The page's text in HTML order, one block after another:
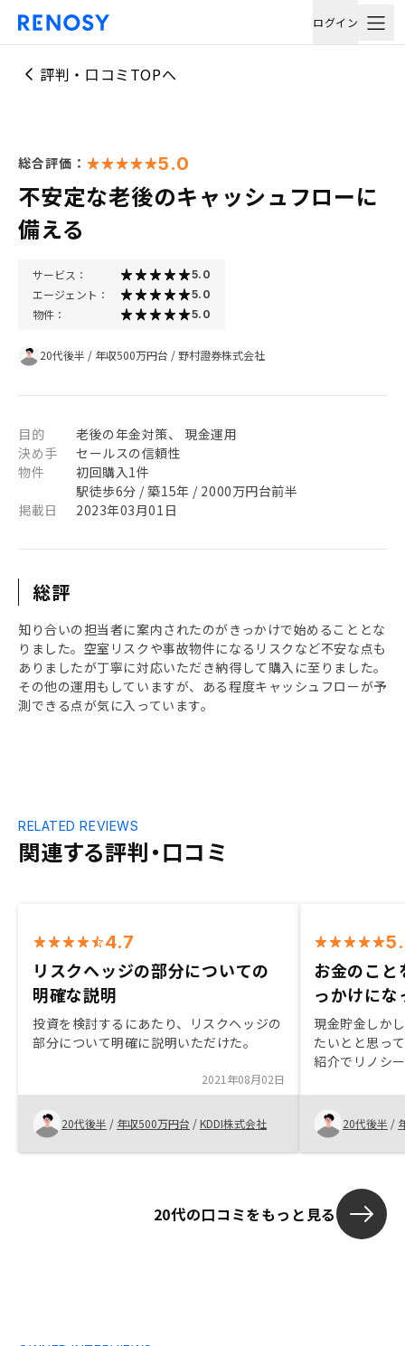
ログイン
評判・口コミTOPへ
総合評価： 5.0
不安定な老後のキャッシュフローに
備える
サービス： 5.0
エージェント： 5.0
物件： 5.0
20代後半 / 年収500万円台 / 野村證券株式会社
目的
老後の年金対策、 現金運用
決め手
セールスの信頼性
物件
初回購入1件
駅徒歩6分 / 築15年 / 2000万円台前半
掲載日
2023年03月01日
総評
知り合いの担当者に案内されたのがきっかけで始めることとな
りました。空室リスクや事故物件になるリスクなど不安な点も
ありましたが丁寧に対応いただき納得して購入に至りました。
その他の運用もしていますが、ある程度キャッシュフローが予
測できる点が気に入っています。
関連する評判・口コミ
RELATED REVIEWS
4.7
リスクヘッジの部分についての
明確な説明
投資を検討するにあたり、リスクヘッジの
部分について明確に説明いただけた。
2021年08月02日
20代後半 / 年収500万円台 /KDDI株式会社
お金のこと
っかけにな
現金貯金しか
たいとと思っ
紹介でリノシ
いの目を持っ
聞いて現金貯
った。 話を聞いたからといって、無理し
て買う必要は
20代後半 /
20代の口コミをもっと見る